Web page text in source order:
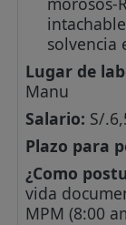
solvencia
Lugar de
Manu
Salario: S/
Plazo para
¿Como
vida
MPM (8:00